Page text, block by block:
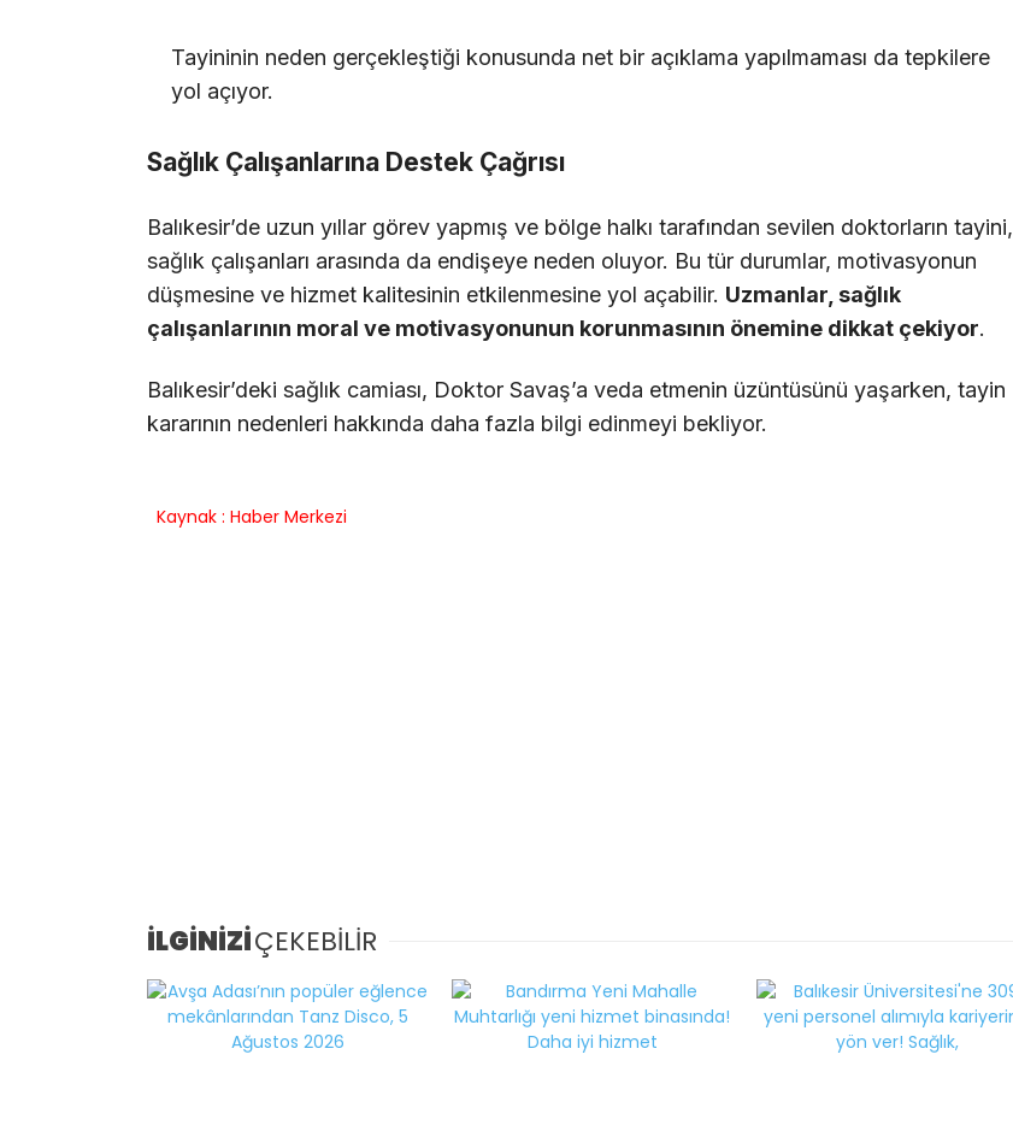
Tayininin neden gerçekleştiği konusunda net bir açıklama yapılmaması da tepkilere
yol açıyor.
Sağlık Çalışanlarına Destek Çağrısı
Balıkesir’de uzun yıllar görev yapmış ve bölge halkı tarafından sevilen doktorların tayini,
sağlık çalışanları arasında da endişeye neden oluyor. Bu tür durumlar, motivasyonun
düşmesine ve hizmet kalitesinin etkilenmesine yol açabilir. Uzmanlar, sağlık
çalışanlarının moral ve motivasyonunun korunmasının önemine dikkat çekiyor.
Balıkesir’deki sağlık camiası, Doktor Savaş’a veda etmenin üzüntüsünü yaşarken, tayin
kararının nedenleri hakkında daha fazla bilgi edinmeyi bekliyor.
Kaynak : Haber Merkezi
İLGİNİZİÇEKEBİLİR